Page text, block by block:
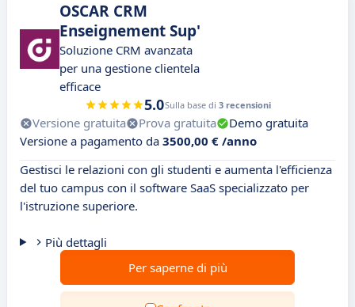
OSCAR CRM
Enseignement Sup'
Soluzione CRM avanzata
per una gestione clientela
efficace
5.0Sulla base di 3 recensioni
Versione gratuita Prova gratuita
Demo gratuita
Versione a pagamento da 3500,00 € /anno
Gestisci le relazioni con gli studenti e aumenta l'efficienza
del tuo campus con il software SaaS specializzato per
l'istruzione superiore.
Più dettagli
Per saperne di più